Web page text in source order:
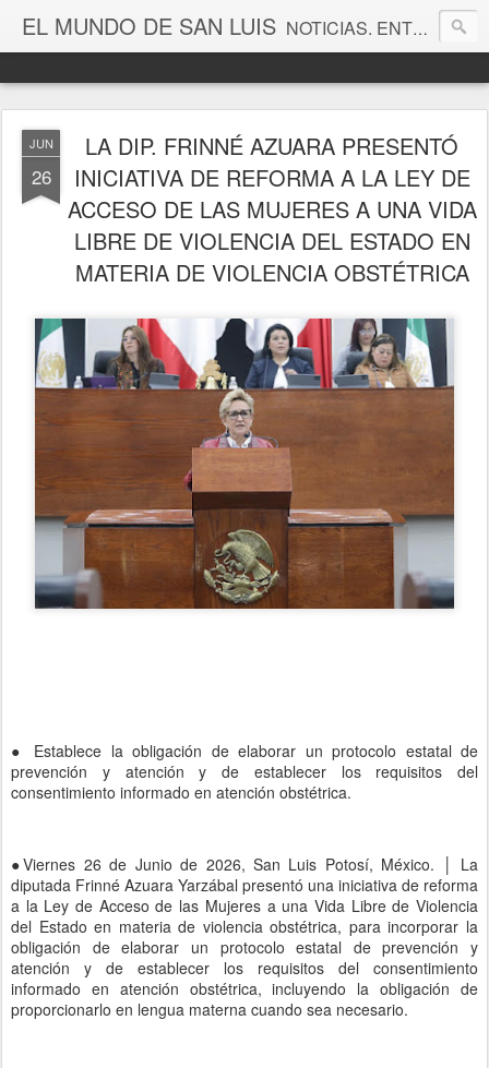
EL MUNDO DE SAN LUIS NOTICIAS. ENTRETENIMIENTO. EDITORIALES. CANAL DE VÍDEOS. GALERÍA DE FOTOGRAFÍAS.
JUN
26
LA DIP. FRINNÉ AZUARA PRESENTÓ
INICIATIVA DE REFORMA A LA LEY DE
ACCESO DE LAS MUJERES A UNA VIDA
LIBRE DE VIOLENCIA DEL ESTADO EN
MATERIA DE VIOLENCIA OBSTÉTRICA
● Establece la obligación de elaborar un protocolo estatal de
prevención y atención y de establecer los requisitos del
consentimiento informado en atención obstétrica.
●Viernes 26 de Junio de 2026, San Luis Potosí, México. │ La
diputada Frinné Azuara Yarzábal presentó una iniciativa de reforma
a la Ley de Acceso de las Mujeres a una Vida Libre de Violencia
del Estado en materia de violencia obstétrica, para incorporar la
obligación de elaborar un protocolo estatal de prevención y
atención y de establecer los requisitos del consentimiento
informado en atención obstétrica, incluyendo la obligación de
proporcionarlo en lengua materna cuando sea necesario.